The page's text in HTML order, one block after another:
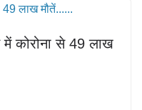
में कोरोना से 49 लाख